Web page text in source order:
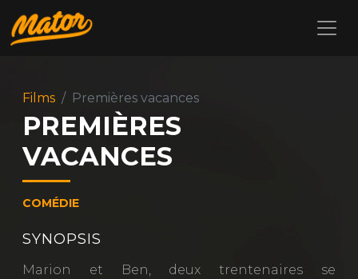
Films Premières vacances
PREMIÈRES
VACANCES
COMÉDIE
SYNOPSIS
Marion et Ben, deux trentenaires se